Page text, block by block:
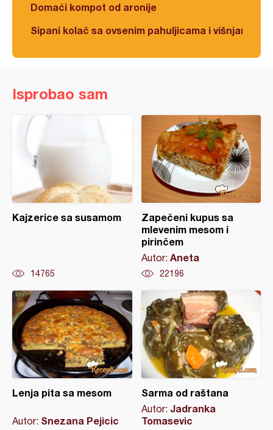
Domaći kompot od aronije
Sipani kolač sa ovsenim pahuljicama i višnjama
Isprobao sam
Kajzerice sa susamom
14765
Zapečeni kupus sa
mlevenim mesom i
pirinčem
Autor: Aneta
22196
Lenja pita sa mesom
Autor: Snezana Pejicic
Sarma od raštana
Autor: Jadranka
Tomasevic